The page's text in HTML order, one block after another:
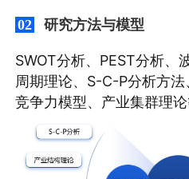
02 研究方法与模型
SWOT分析、PEST分析、
周期理论、S-C-P分析方
竞争力模型、产业集群理论